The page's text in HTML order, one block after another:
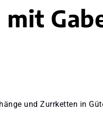
und Zurrketten in